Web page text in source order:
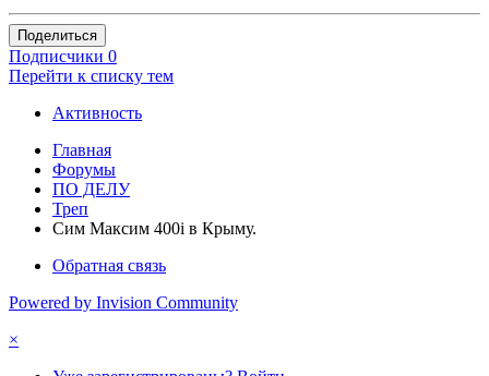
Поделиться
Подписчики 0
Перейти к списку тем
Активность
Главная
Форумы
ПО ДЕЛУ
Треп
Сим Максим 400i в Крыму.
Обратная связь
Powered by Invision Community
×